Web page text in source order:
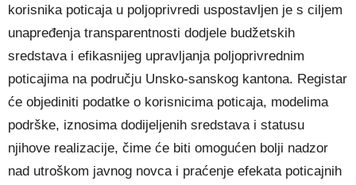
korisnika poticaja u poljoprivredi uspostavljen je s ciljem
unapređenja transparentnosti dodjele budžetskih
sredstava i efikasnijeg upravljanja poljoprivrednim
poticajima na području Unsko-sanskog kantona. Registar
će objediniti podatke o korisnicima poticaja, modelima
podrške, iznosima dodijeljenih sredstava i statusu
njihove realizacije, čime će biti omogućen bolji nadzor
nad utroškom javnog novca i praćenje efekata poticajnih